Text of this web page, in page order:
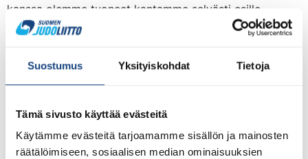
Suostumus Yksityiskohdat Tietoja
Tämä sivusto käyttää evästeitä
Käytämme evästeitä tarjoamamme sisällön ja mainosten
räätälöimiseen, sosiaalisen median ominaisuuksien
kanssa olemme tuoneet kantamme selvästi esille
yhdessä […]
Georgii Zantaraia ei pääse
Suomeen sodan keskeltä –
leirille tulossa uusi
päävalmentaja